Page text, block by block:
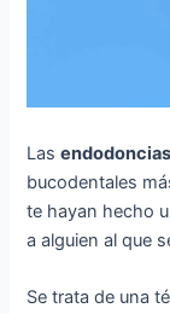
Lasendodoncias
bucodentales
te hayan hecho
a alguien al que
Se trata de una